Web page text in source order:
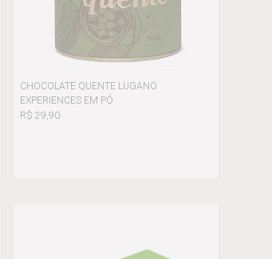
CHOCOLATE QUENTE LUGANO
EXPERIENCES EM PÓ
R$ 29,90